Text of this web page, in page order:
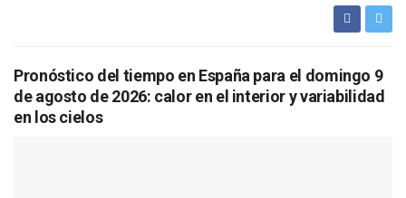
Pronóstico del tiempo en España para el domingo 9
de agosto de 2026: calor en el interior y variabilidad
en los cielos